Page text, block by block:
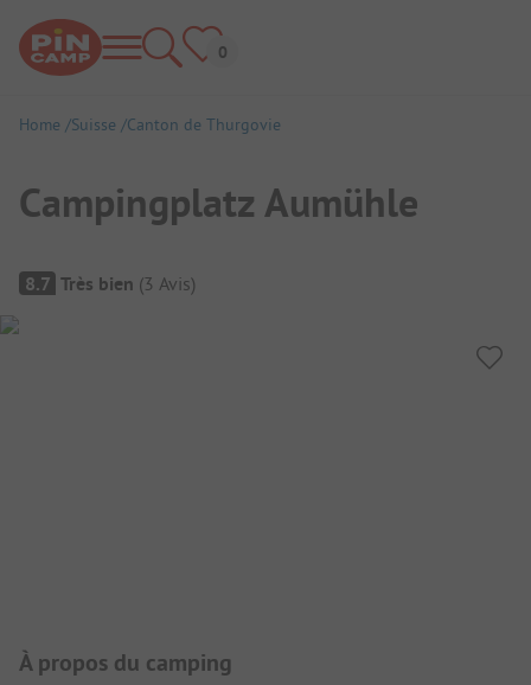
Home Suisse Canton de Thurgovie
Campingplatz Aumühle
Aperçu du camping
8.7 Très bien (3 Avis)
Présentation du camping
À propos du camping